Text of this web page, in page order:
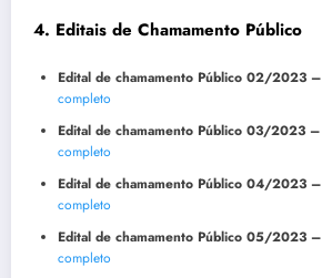
4. Editais de Chamamento Público
Edital de chamamento Público 02/2023 –
completo
Edital de chamamento Público 03/2023 –
completo
Edital de chamamento Público 04/2023 –
completo
Edital de chamamento Público 05/2023 –
completo